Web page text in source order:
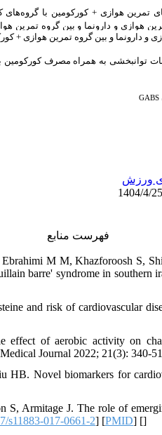
تمرین هوازی + کورکومین با گروه‌های
هوازی و دارونما و بین گروه تمرین
و دارونما و بین گروه تمرین هوازی +
توانبخشی به همراه مصرف
GABS
ورزش
فهرست منابع
M M, Khazforoosh S,
barre' syndrome in southern
and risk of cardiovascular
of aerobic activity on
Journal 2022; 21(3): 340-
Novel biomarkers for
Armitage J. The role of
s11883-017-0661-2] [PMID] []